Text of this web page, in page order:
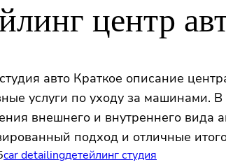
центр
авто Краткое описание
услуги по уходу за машинами.
внешнего и внутреннего вида
подход и отличные
car detailingдетейлинг студия